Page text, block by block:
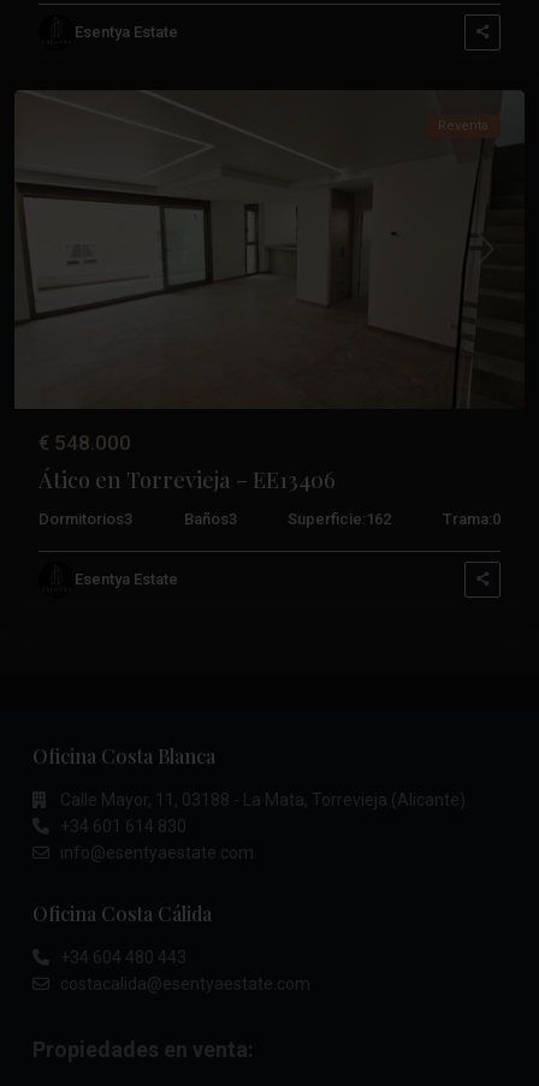
Esentya Estate
Paseo
Marítimo,
Anterior
Reventa
€ 548.000
Ático en Torrevieja – EE13406
Dormitorios3 Baños3 Superficie: 162 Trama:0
Esentya Estate
Oficina Costa Blanca
Calle Mayor, 11, 03188 - La Mata, Torrevieja (Alicante)
+34 601 614 830
info@esentyaestate.com
Oficina Costa Cálida
+34 604 480 443
costacalida@esentyaestate.com
Propiedades en venta: